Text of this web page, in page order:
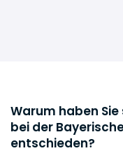
Warum haben
bei der
entschieden?